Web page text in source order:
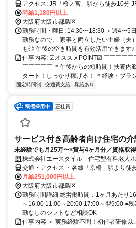
アクセス: JR「桜ノ宮」駅から徒歩
時給1,180円以上
大阪府大阪市都島区
勤務時間・曜日: 14:30〜18:30 ＜週4〜5
勤務なので、 家事と両立したい主婦（夫
も◎ 午後の空き時間を有効活用できます♪
仕事内容: ☑オススメPOINT☑ ￣￣￣￣￣
￣￣￣￣￣ ＊午後からの短時間！扶養内
タート！しっかり稼げる！ ＊経験・ブラ
固定時間制 交通費支給 昇給あり
正社員
サービス付き高齢者向け住宅の
未経験でも月25万〜×賞与4ヶ月分／資格取
株式会社エースタイル 住宅型有料老人
交通・アクセス ・各線「京橋」駅より徒
月給251,000円以上
大阪府大阪市都島区
勤務時間詳細 総労働時間：1ヶ月あたり
～16:00 11:00～20:00 17:00～翌9:00 ●
勤なしのシフトなど相談OK
仕事内容 ＜ 実務経験不問！初任者研修以